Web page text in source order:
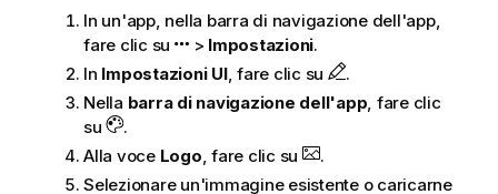
In un'app, nella barra di navigazione dell'app,
fare clic su
> Impostazioni.
In Impostazioni UI, fare clic su
.
Nella barra di navigazione dell'app , fare clic
su
.
Alla voce Logo , fare clic su
.
Selezionare un'immagine esistente o caricarne